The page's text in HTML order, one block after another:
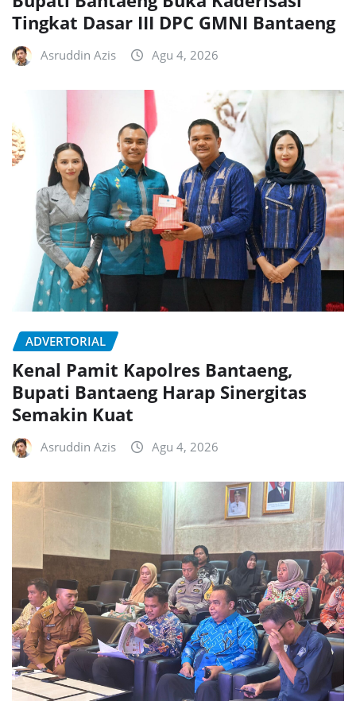
Tingkat Dasar III DPC GMNI Bantaeng
Asruddin Azis Agu 4, 2026
ADVERTORIAL
Kenal Pamit Kapolres Bantaeng,
Bupati Bantaeng Harap Sinergitas
Semakin Kuat
Asruddin Azis Agu 4, 2026